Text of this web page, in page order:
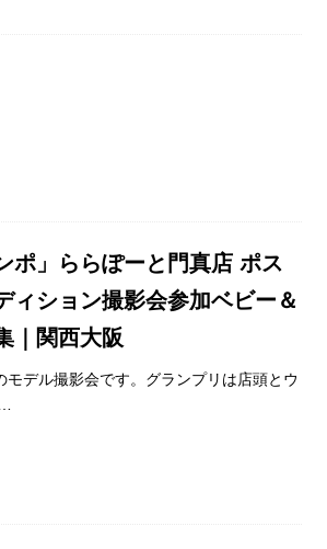
ポ」ららぽーと門真店 ポス
ィション撮影会参加ベビー＆
｜関西大阪
モデル撮影会です。グランプリは店頭とウ